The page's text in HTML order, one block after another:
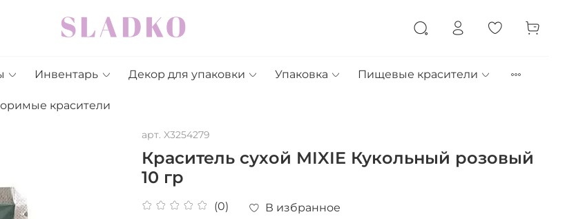
Инвентарь Декор для упаковки Упаковка Пищевые красители
красители
арт. X3254279
Краситель сухой MIXIE Кукольный розовый
10 гр
(0) В избранное